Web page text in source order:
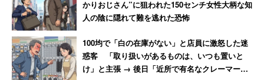
が必要だと考える人は55.7％、受け入れる人数に制限が必
要だと考える人も54.9％でいずれも過半数に上った。
受け入れのために必要なことは何か複数回答で聞くと、
「企業の体制整備」（46.2％）、「同じ職場の仲間として
かりおじさん”に狙われた150センチ女性大柄な知
人の陰に隠れて難を逃れた恐怖
100均で「白の在庫がない」と店員に激怒した迷
惑客 「取り扱いがあるものは、いつも置いと
け」と主張 → 後日「近所で有名なクレーマー」